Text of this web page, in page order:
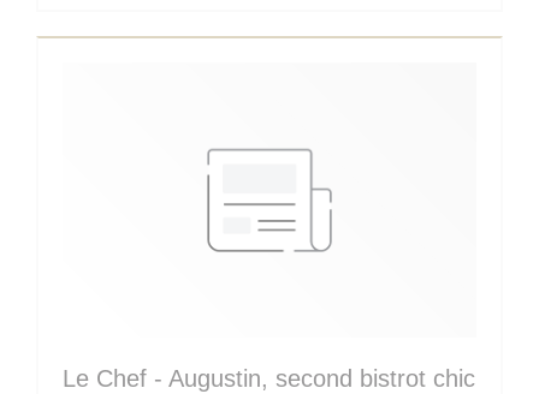
Le Chef - Augustin, second bistrot chic